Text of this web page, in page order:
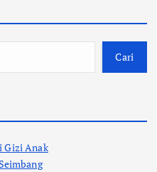
Cari
Gizi Anak